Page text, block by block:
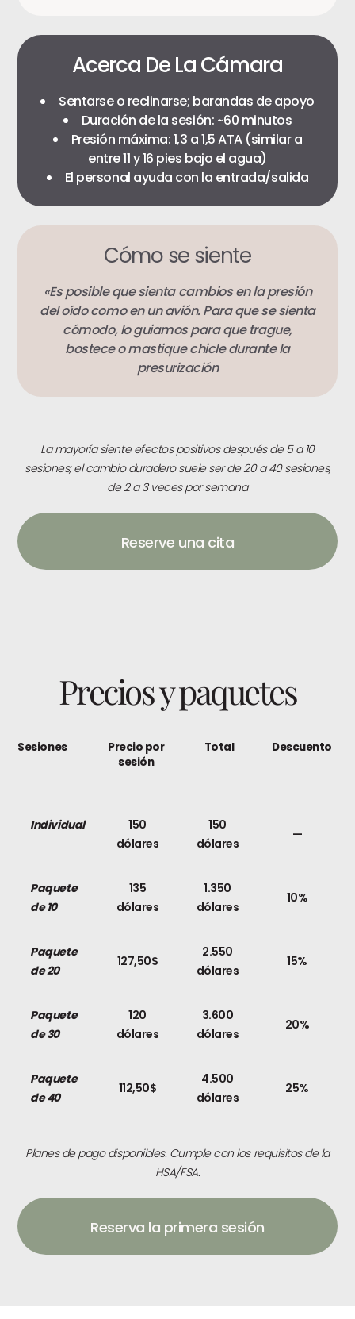
Acerca De La Cámara
Sentarse o reclinarse; barandas de apoyo
Duración de la sesión: ~60 minutos
Presión máxima: 1,3 a 1,5 ATA (similar a
entre 11 y 16 pies bajo el agua)
El personal ayuda con la entrada/salida
Cómo se siente
«Es posible que sienta cambios en la presión
del oído como en un avión. Para que se sienta
cómodo, lo guiamos para que trague,
bostece o mastique chicle durante la
presurización
La mayoría siente efectos positivos después de 5 a 10
sesiones; el cambio duradero suele ser de 20 a 40 sesiones,
de 2 a 3 veces por semana
Reserve una cita
Precios y paquetes
Sesiones
Precio por
sesión
Total Descuento
Individual
150
dólares
150
dólares
—
Paquete
de 10
135
dólares
1.350
dólares
10%
Paquete
de 20
127,50$
2.550
dólares
15%
Paquete
de 30
120
dólares
3.600
dólares
20%
Paquete
de 40
112,50$
4.500
dólares
25%
Planes de pago disponibles. Cumple con los requisitos de la
HSA/FSA.
Reserva la primera sesión